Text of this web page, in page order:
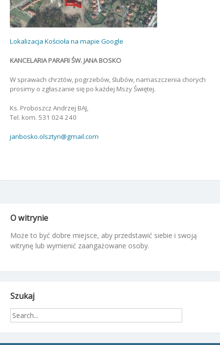
Lokalizacja Kościoła na mapie Google
KANCELARIA PARAFII ŚW. JANA BOSKO
W sprawach chrztów, pogrzebów, ślubów, namaszczenia chorych
prosimy o zgłaszanie się po każdej Mszy Świętej.
Ks. Proboszcz Andrzej BAJ,
Tel. kom. 531 024 240
janbosko.olsztyn@gmail.com
O witrynie
Może to być dobre miejsce, aby przedstawić siebie i swoją
witrynę lub wymienić zaangażowane osoby.
Szukaj